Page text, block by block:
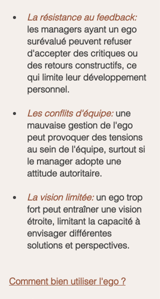
La résistance au feedback:
les managers ayant un ego
surévalué peuvent refuser
d'accepter des critiques ou
des retours constructifs, ce
qui limite leur développement
personnel.
Les conflits d'équipe: une
mauvaise gestion de l'ego
peut provoquer des tensions
au sein de l'équipe, surtout si
le manager adopte une
attitude autoritaire.
La vision limitée: un ego trop
fort peut entraîner une vision
étroite, limitant la capacité à
envisager différentes
solutions et perspectives.
Comment bien utiliser l'ego ?